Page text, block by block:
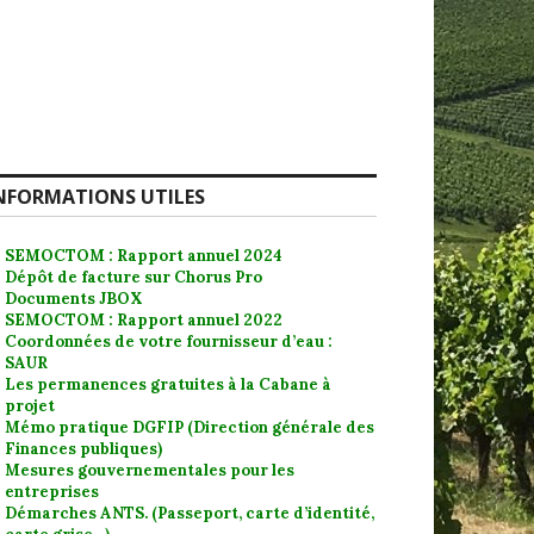
UTILES
SEMOCTOM : Rapport annuel 2024
Dépôt de facture sur Chorus Pro
Documents JBOX
SEMOCTOM : Rapport annuel 2022
Coordonnées de votre fournisseur d’eau :
SAUR
Les permanences gratuites à la Cabane à
projet
Mémo pratique DGFIP (Direction générale des
Finances publiques)
Mesures gouvernementales pour les
entreprises
Démarches ANTS. (Passeport, carte d’identité,